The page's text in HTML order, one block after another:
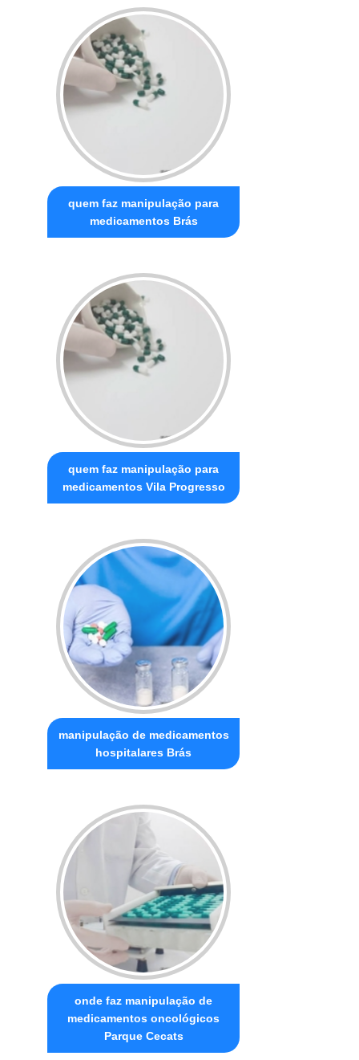
quem faz manipulação para
medicamentos Brás
quem faz manipulação para
medicamentos Vila Progresso
manipulação de medicamentos
hospitalares Brás
onde faz manipulação de
medicamentos oncológicos
Parque Cecats